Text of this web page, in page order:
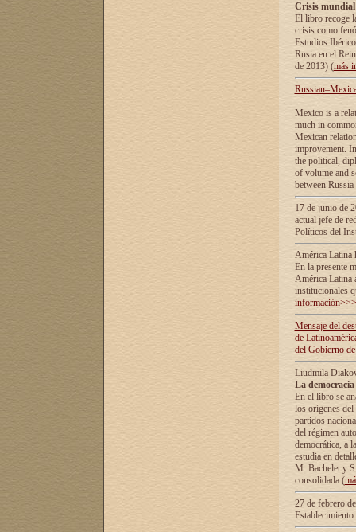
Crisis
El libro recoge
crisis como
Estudios
Rusia en el
de 2013) (más
Mexico is a
much in
Mexican
improvement.
the political,
of volume and
between
17 de junio de
actual jefe de
Políticos del
América Latina
En la presente
América Latina
institucionales
información>>>
Mensaje del
de
del Gobierno
Liudmila
La
En el libro se
los orígenes
partidos
del régimen
democrática, а
estudia en
М. Bachelet у
consolidada (
27 de febrero